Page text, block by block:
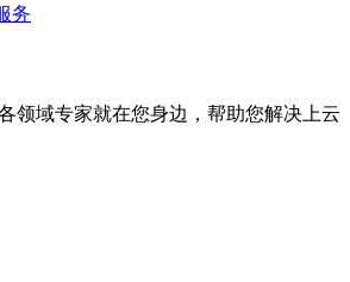
务
领域专家就在您身边，帮助您解决上云